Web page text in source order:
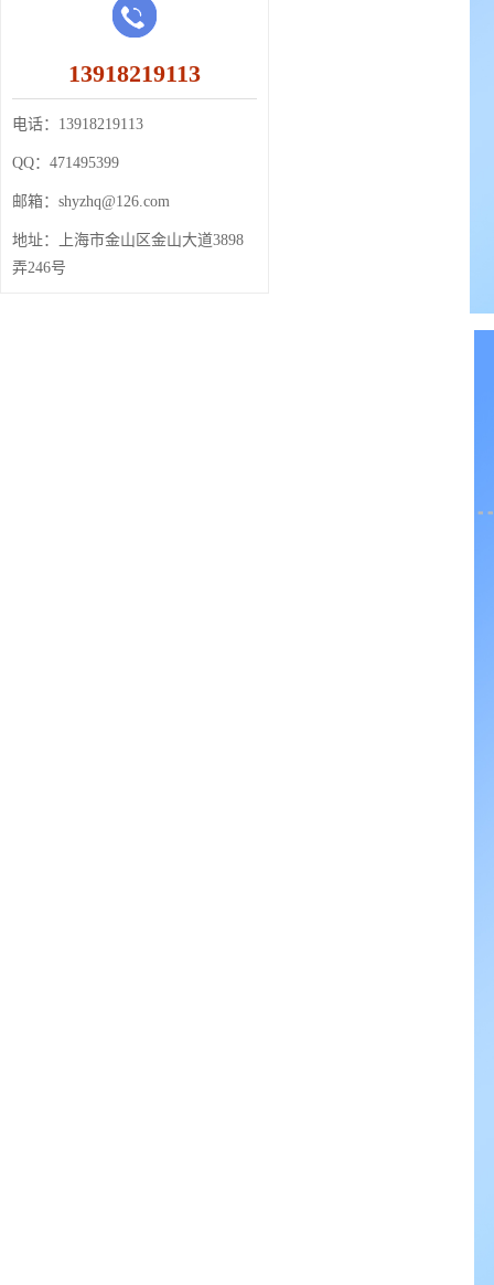
13918219113
电话： 13918219113
QQ： 471495399
邮箱： shyzhq@126.com
地址：
上海市金山区金山大道3898
弄246号